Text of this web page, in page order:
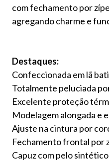
com fechamento por
agregando charme e
Destaques:
Confeccionada em lã
Totalmente peluciada
Excelente proteção
Modelagem alongada e
Ajuste na cintura por
Fechamento frontal por
Capuz com pelo